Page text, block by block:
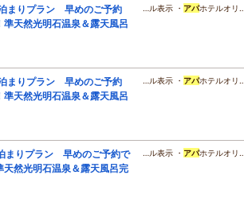
まりプラン 早めのご予約
準天然光明石温泉＆露天風呂
…ル表示 ・ アパホテルオリ…
まりプラン 早めのご予約
準天然光明石温泉＆露天風呂
…ル表示 ・ アパホテルオリ…
まりプラン 早めのご予約で
天然光明石温泉＆露天風呂完
…ル表示 ・ アパホテルオリ…